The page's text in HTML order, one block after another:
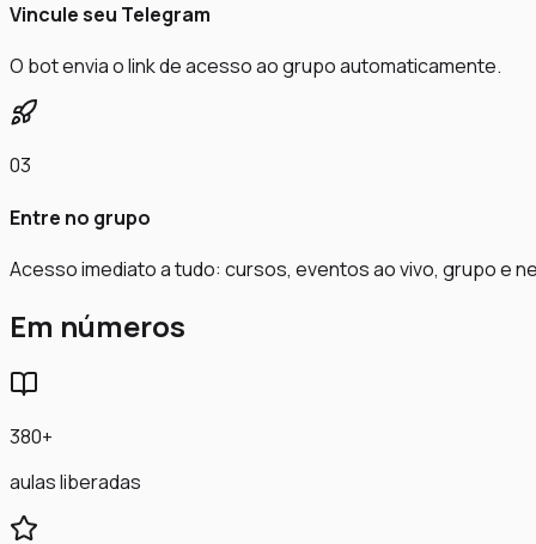
Vincule seu Telegram
O bot envia o link de acesso ao grupo automaticamente.
03
Entre no grupo
Acesso imediato a tudo: cursos, eventos ao vivo, grupo e
Em números
380+
aulas liberadas